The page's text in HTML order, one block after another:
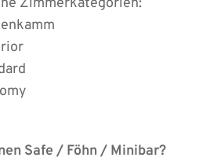
Safe / Föhn / Minibar?